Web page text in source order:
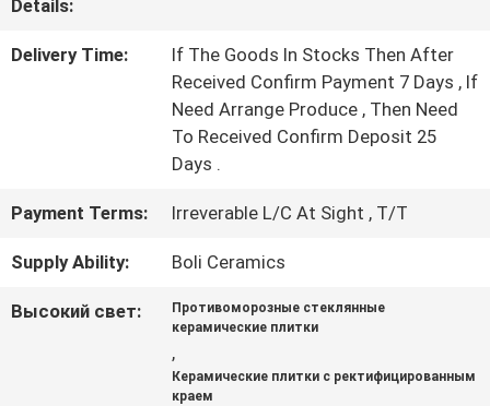
С
ЗАПРОСИТЕ
ЦИТАТУ
КАРТА
Details:
Delivery Time:
If The Goods In Stocks Then After
Received Confirm Payment 7 Days , If
Need Arrange Produce , Then Need
To Received Confirm Deposit 25
Days .
Payment Terms: Irreverable L/C At Sight , T/T
Supply Ability: Boli Ceramics
Высокий свет:
Противоморозные стеклянные
керамические плитки
,
Керамические плитки с ректифицированным
краем